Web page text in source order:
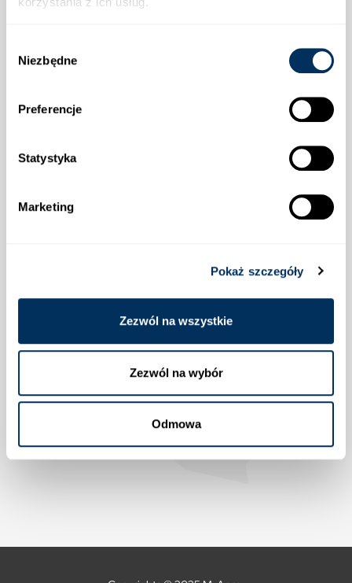
zgody
Niezbędne
Preferencje
Statystyka
Marketing
Pokaż szczegóły
Zezwól na wszystkie
Zezwól na wybór
Odmowa